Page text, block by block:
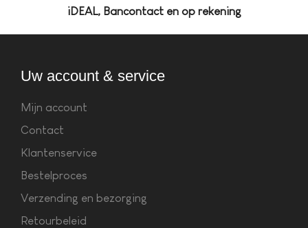
iDEAL, Bancontact en op rekening
Uw account & service
Mijn account
Contact
Klantenservice
Bestelproces
Verzending en bezorging
Retourbeleid